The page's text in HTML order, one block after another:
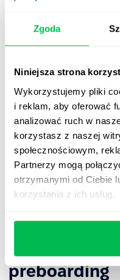
Zgoda
Niniejsza strona
Wykorzystujemy pliki
i reklam, aby oferować
analizować ruch w
korzystasz z naszej
społecznościowym,
Partnerzy mogą
otrzymanymi od Ciebie
korzystania z ich usług.
jak quizy o firmie,
nowemu
spotkanie, podczas
pytania dotyczące
procedur.
📌Ważne!Przygotuj
kątem wizualnym i
Koniecznie upewnij się,
nieaktualnych treści,
Korzyści,
preboarding